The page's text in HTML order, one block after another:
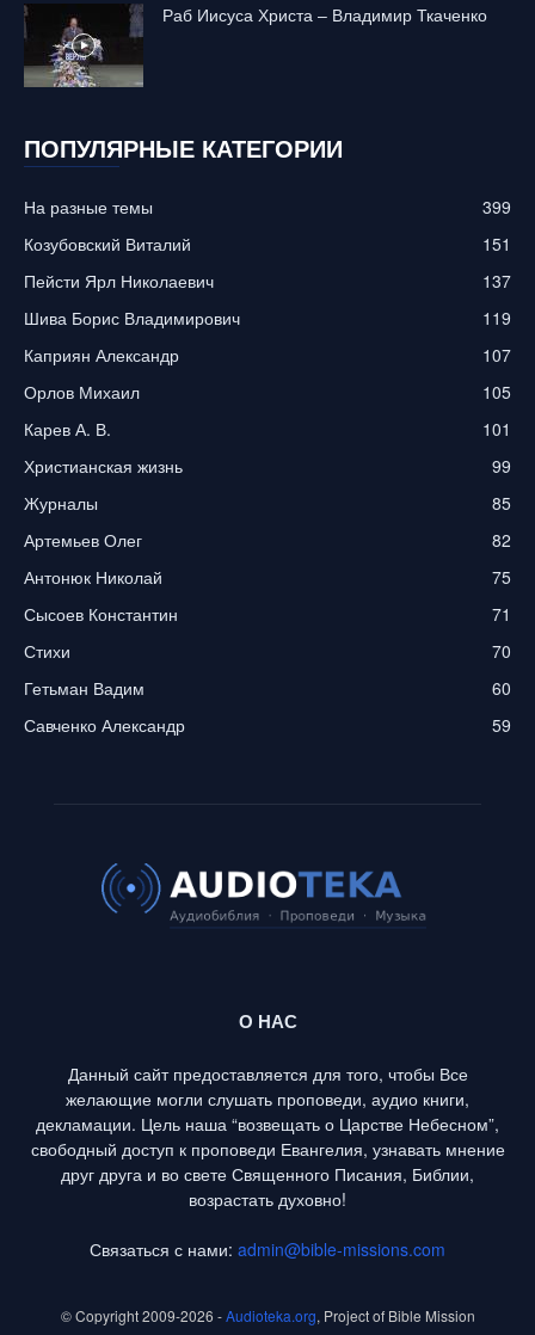
Раб Иисуса Христа – Владимир Ткаченко
ПОПУЛЯРНЫЕ КАТЕГОРИИ
На разные темы
399
Козубовский Виталий
151
Пейсти Ярл Николаевич
137
Шива Борис Владимирович
119
Каприян Александр
107
Орлов Михаил
105
Карев А. В.
101
Христианская жизнь
99
Журналы
85
Артемьев Олег
82
Антонюк Николай
75
Сысоев Константин
71
Стихи
70
Гетьман Вадим
60
Савченко Александр
59
О НАС
Данный сайт предоставляется для того, чтобы Все
желающие могли слушать проповеди, аудио книги,
декламации. Цель наша “возвещать о Царстве Небесном”,
свободный доступ к проповеди Евангелия, узнавать мнение
друг друга и во свете Священного Писания, Библии,
возрастать духовно!
Связаться с нами: admin@bible-missions.com
© Copyright 2009-2026 -Audioteka.org, Project of Bible Mission